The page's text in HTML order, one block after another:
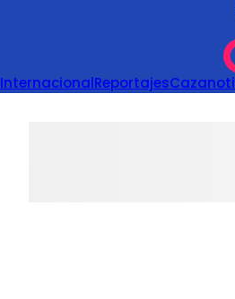
InternacionalReportajes